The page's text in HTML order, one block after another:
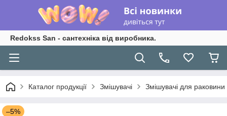
Redokss San - сантехніка від виробника.
Каталог продукції Змішувачі Змішувачі для раковини
–5%